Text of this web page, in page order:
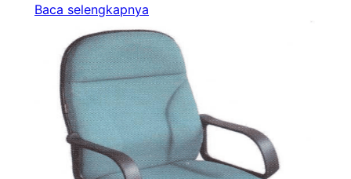
Baca selengkapnya